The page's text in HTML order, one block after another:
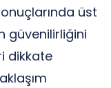
üst
güvenilirliğini
dikkate